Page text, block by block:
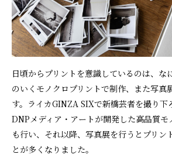
日頃からプリントを意識しているのは、な
のいくモノクロプリントで制作、また写真
す。ライカGINZA SIXで新橋芸者を撮り下
DNPメディア・アートが開発した高品質モ
も行い、それ以降、写真展を行うとプリン
とが多くなりました。